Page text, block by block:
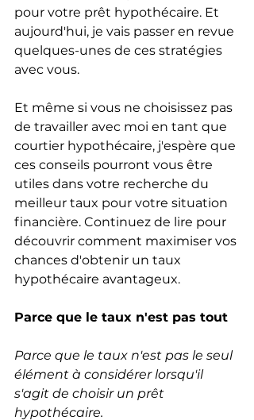
pour votre prêt hypothécaire. Et
aujourd'hui, je vais passer en revue
quelques-unes de ces stratégies
avec vous.
Et même si vous ne choisissez pas
de travailler avec moi en tant que
courtier hypothécaire, j'espère que
ces conseils pourront vous être
utiles dans votre recherche du
meilleur taux pour votre situation
financière. Continuez de lire pour
découvrir comment maximiser vos
chances d'obtenir un taux
hypothécaire avantageux.
Parce que le taux n'est pas tout
Parce que le taux n'est pas le seul
élément à considérer lorsqu'il
s'agit de choisir un prêt
hypothécaire.